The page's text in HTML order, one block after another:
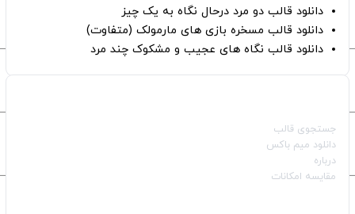
دانلود قالب دو مرد درحال نگاه به یک چیز
دانلود قالب مسخره بازی های مارمولک (متفاوت)
دانلود قالب نگاه های عجیب و مشکوک چند مرد
جستجوی قالب
دانلود میم باکس
درباره
مقایسه امکانات